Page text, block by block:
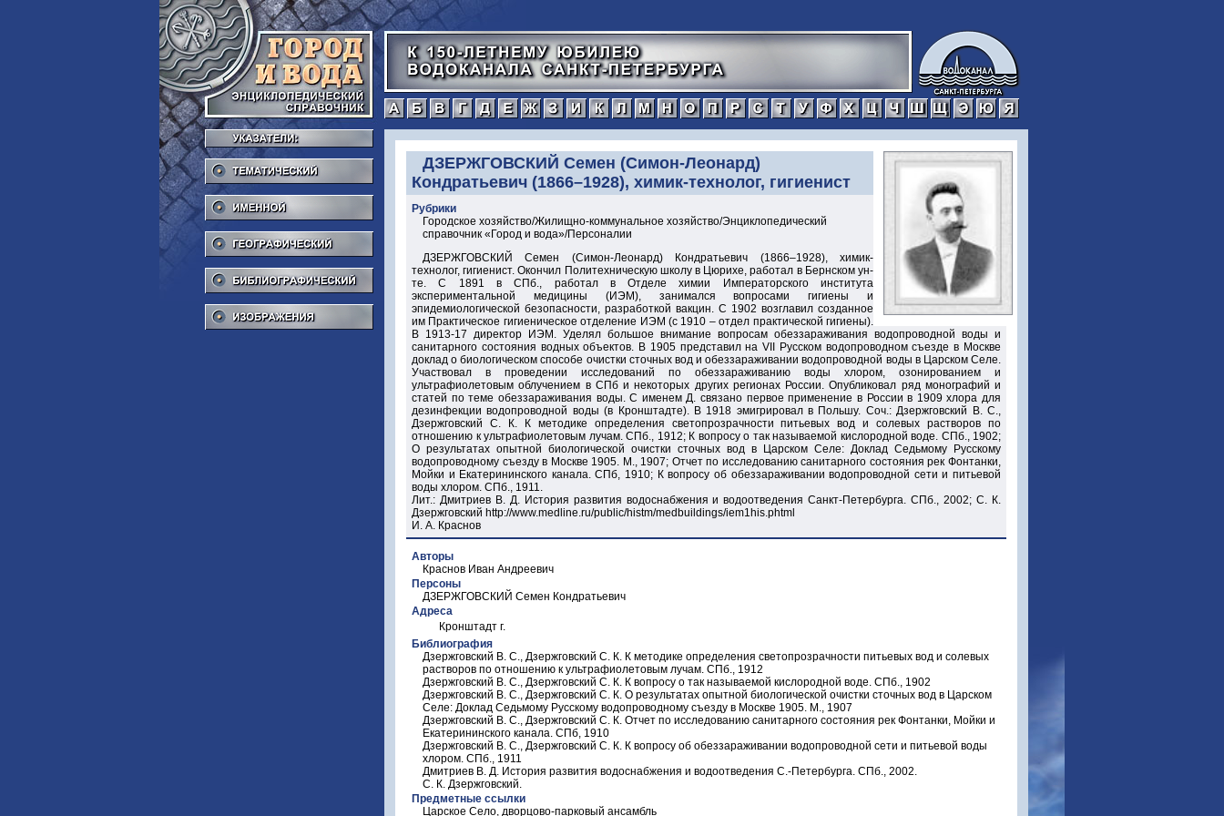
Тематический
Именной
Географический
Библиографический
Изображения
а б в г д е ж з и к л м н о п р с т у ф х ц ч ш
ДЗЕРЖГОВСКИЙ Семен (Симон-Леонард)
Кондратьевич (1866–1928), химик-технолог, гигиенист
Рубрики
Городское хозяйство/Жилищно-коммунальное хозяйство/Энциклопедический
справочник «Город и вода»/Персоналии
ДЗЕРЖГОВСКИЙ Семен (Симон-Леонард) Кондратьевич (1866–1928), химик-
технолог, гигиенист. Окончил Политехническую школу в Цюрихе, работал в Бернском ун-
те. С 1891 в СПб., работал в Отделе химии Императорского института
экспериментальной медицины (ИЭМ), занимался вопросами гигиены и
эпидемиологической безопасности, разработкой вакцин. С 1902 возглавил созданное
им Практическое гигиеническое отделение ИЭМ (с 1910 – отдел практической гигиены).
В 1913-17 директор ИЭМ. Уделял большое внимание вопросам обеззараживания водопроводной воды и
санитарного состояния водных объектов. В 1905 представил на VII Русском водопроводном съезде в Москве
доклад о биологическом способе очистки сточных вод и обеззараживании водопроводной воды в Царском Селе.
Участвовал в проведении исследований по обеззараживанию воды хлором, озонированием и
ультрафиолетовым облучением в СПб и некоторых других регионах России. Опубликовал ряд монографий и
статей по теме обеззараживания воды. С именем Д. связано первое применение в России в 1909 хлора для
дезинфекции водопроводной воды (в Кронштадте). В 1918 эмигрировал в Польшу. Соч.: Дзержговский В. С.,
Дзержговский С. К. К методике определения светопрозрачности питьевых вод и солевых растворов по
отношению к ультрафиолетовым лучам. СПб., 1912; К вопросу о так называемой кислородной воде. СПб., 1902;
О результатах опытной биологической очистки сточных вод в Царском Селе: Доклад Седьмому Русскому
водопроводному съезду в Москве 1905. М., 1907; Отчет по исследованию санитарного состояния рек Фонтанки,
Мойки и Екатерининского канала. СПб, 1910; К вопросу об обеззараживании водопроводной сети и питьевой
воды хлором. СПб., 1911.
Лит.: Дмитриев В. Д. История развития водоснабжения и водоотведения Санкт-Петербурга. СПб., 2002; С. К.
Дзержговский http://www.medline.ru/public/histm/medbuildings/iem1his.phtml
И. А. Краснов
Авторы
Краснов Иван Андреевич
Персоны
ДЗЕРЖГОВСКИЙ Семен Кондратьевич
Адреса
Кронштадт г.
Библиография
Дзержговский В. С., Дзержговский С. К. К методике определения светопрозрачности питьевых вод и солевых
растворов по отношению к ультрафиолетовым лучам. СПб., 1912
Дзержговский В. С., Дзержговский С. К. К вопросу о так называемой кислородной воде. СПб., 1902
Дзержговский В. С., Дзержговский С. К. О результатах опытной биологической очистки сточных вод в Царском
Селе: Доклад Седьмому Русскому водопроводному съезду в Москве 1905. М., 1907
Дзержговский В. С., Дзержговский С. К. Отчет по исследованию санитарного состояния рек Фонтанки, Мойки и
Екатерининского канала. СПб, 1910
Дзержговский В. С., Дзержговский С. К. К вопросу об обеззараживании водопроводной сети и питьевой воды
хлором. СПб., 1911
Дмитриев В. Д. История развития водоснабжения и водоотведения С.-Петербурга. СПб., 2002.
С. К. Дзержговский.
Предметные ссылки
Царское Село, дворцово-парковый ансамбль